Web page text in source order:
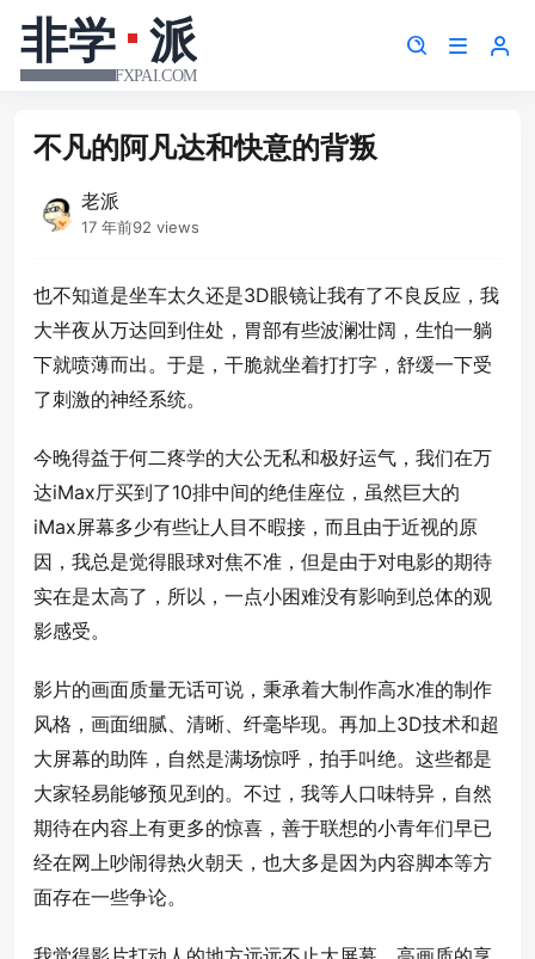
不凡的阿凡达和快意的背叛
老派
17 年前92 views
也不知道是坐车太久还是3D眼镜让我有了不良反应，我
大半夜从万达回到住处，胃部有些波澜壮阔，生怕一躺
下就喷薄而出。于是，干脆就坐着打打字，舒缓一下受
了刺激的神经系统。
今晚得益于何二疼学的大公无私和极好运气，我们在万
达iMax厅买到了10排中间的绝佳座位，虽然巨大的
iMax屏幕多少有些让人目不暇接，而且由于近视的原
因，我总是觉得眼球对焦不准，但是由于对电影的期待
实在是太高了，所以，一点小困难没有影响到总体的观
影感受。
影片的画面质量无话可说，秉承着大制作高水准的制作
风格，画面细腻、清晰、纤毫毕现。再加上3D技术和超
大屏幕的助阵，自然是满场惊呼，拍手叫绝。这些都是
大家轻易能够预见到的。不过，我等人口味特异，自然
期待在内容上有更多的惊喜，善于联想的小青年们早已
经在网上吵闹得热火朝天，也大多是因为内容脚本等方
面存在一些争论。